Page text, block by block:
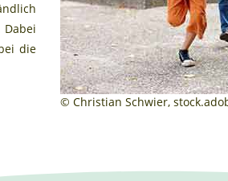
© Christian Schwier,
Dabei
die